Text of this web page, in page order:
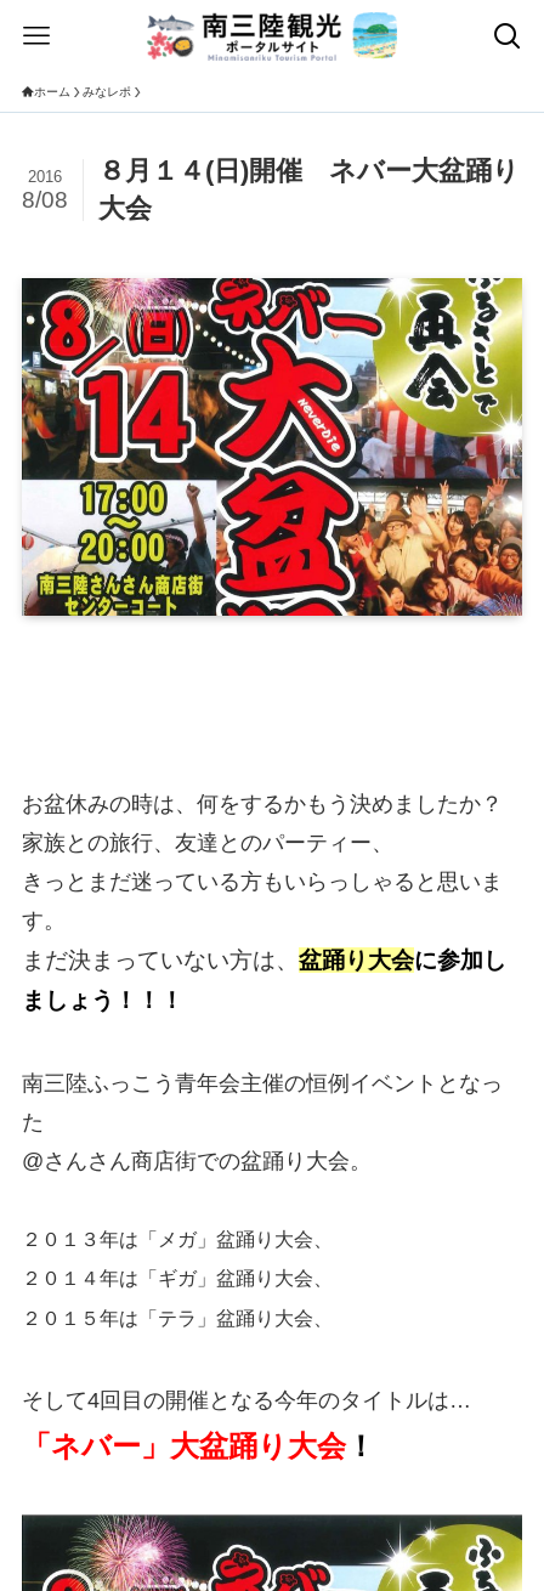
ホーム みなレポ
８月１４(日)開催 ネバー大盆踊り
大会
2016
8/08
お盆休みの時は、何をするかもう決めましたか？
家族との旅行、友達とのパーティー、
きっとまだ迷っている方もいらっしゃると思いま
す。
まだ決まっていない方は、 盆踊り大会に参加し
ましょう！！！
南三陸ふっこう青年会主催の恒例イベントとなっ
た
@さんさん商店街での盆踊り大会。
２０１３年は「メガ」盆踊り大会、
２０１４年は「ギガ」盆踊り大会、
２０１５年は「テラ」盆踊り大会、
そして4回目の開催となる今年のタイトルは…
「ネバー」大盆踊り大会！